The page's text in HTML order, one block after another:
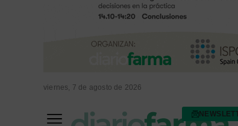
viernes, 7 de agosto de 2026